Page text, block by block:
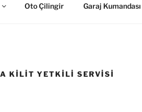
Oto Çilingir Garaj Kumandası
KILIT YETKILI SERVISI